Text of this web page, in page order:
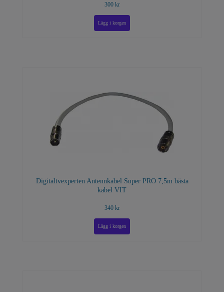
300 kr
Digitaltvexperten Antennkabel Super PRO 7,5m bästa
kabel VIT
340 kr